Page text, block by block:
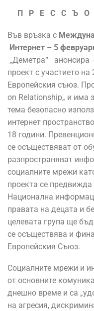
П Р Е С С Ъ О
Във връзка с
Интернет – 5
„Деметра“ анонсира
проект с участието
Европейския съюз.
on Relationship„ и има
тема безопасно
интернет
18 години.
се осъществяват от
разпространяват
социалните мрежи
проекта се
Национална
правата на децата и
целевата група ще
се осъществява и
Европейския Съюз.
Социалните мрежи и
от основните
днешно време и са
на агресия,